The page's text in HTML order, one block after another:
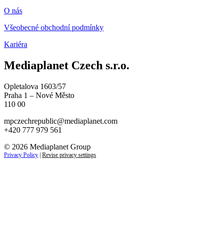
O nás
Všeobecné obchodní podmínky
Kariéra
Mediaplanet Czech s.r.o.
Opletalova 1603/57
Praha 1 – Nové Město
110 00
mpczechrepublic@mediaplanet.com
+420 777 979 561
© 2026 Mediaplanet Group
Privacy Policy | Revise privacy settings